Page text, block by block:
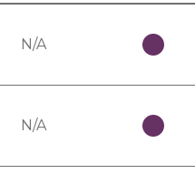
N/A
N/A